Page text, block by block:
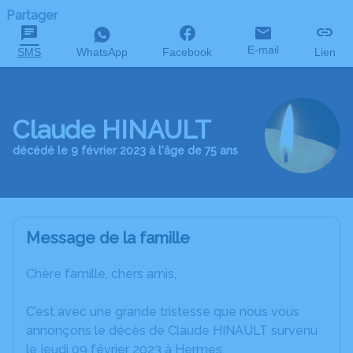
Partager
SMS WhatsApp Facebook E-mail Lien
Claude HINAULT
décédé le 9 février 2023 à l'âge de 75 ans
Message de la famille
Chère famille, chers amis,
C’est avec une grande tristesse que nous vous
annonçons le décès de Claude HINAULT survenu
le jeudi 09 février 2023 à Hermes.